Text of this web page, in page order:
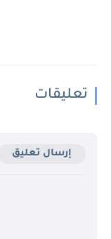
تعليقات
إرسال تعليق